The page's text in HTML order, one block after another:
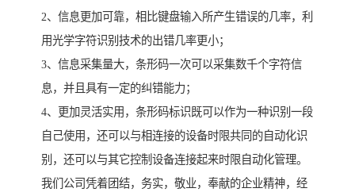
2、信息更加可靠，相比键盘输入所产生错误的几率，利
用光学字符识别技术的出错几率更小；
3、信息采集量大，条形码一次可以采集数千个字符信
息，并且具有一定的纠错能力；
4、更加灵活实用，条形码标识既可以作为一种识别一段
自己使用，还可以与相连接的设备时限共同的自动化识
别，还可以与其它控制设备连接起来时限自动化管理。
我们公司凭着团结，务实，敬业，奉献的企业精神，经